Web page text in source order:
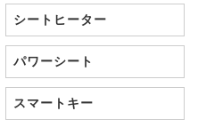
シートヒーター
パワーシート
スマートキー